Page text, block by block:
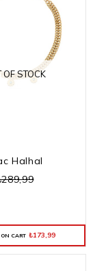
OF STOCK
Halhal
CART ₺173,99